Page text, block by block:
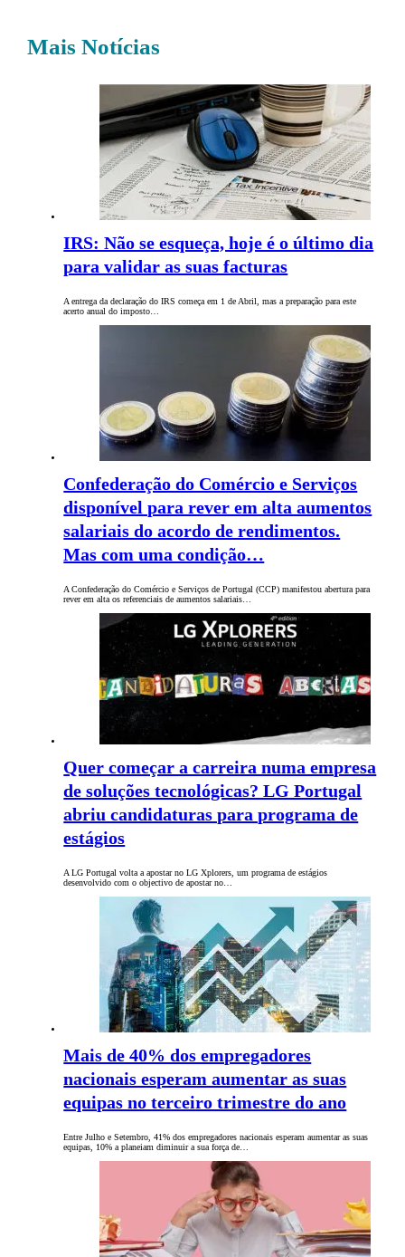
Mais Notícias
IRS: Não se esqueça, hoje é o último dia
para validar as suas facturas
A entrega da declaração do IRS começa em 1 de Abril, mas a preparação para este
acerto anual do imposto…
Confederação do Comércio e Serviços
disponível para rever em alta aumentos
salariais do acordo de rendimentos.
Mas com uma condição…
A Confederação do Comércio e Serviços de Portugal (CCP) manifestou abertura para
rever em alta os referenciais de aumentos salariais…
Quer começar a carreira numa empresa
de soluções tecnológicas? LG Portugal
abriu candidaturas para programa de
estágios
A LG Portugal volta a apostar no LG Xplorers, um programa de estágios
desenvolvido com o objectivo de apostar no…
Mais de 40% dos empregadores
nacionais esperam aumentar as suas
equipas no terceiro trimestre do ano
Entre Julho e Setembro, 41% dos empregadores nacionais esperam aumentar as suas
equipas, 10% a planeiam diminuir a sua força de…